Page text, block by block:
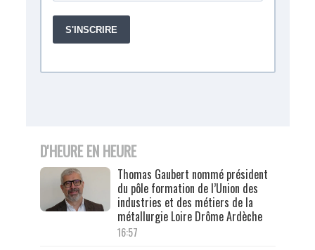
D'HEURE EN HEURE
Thomas Gaubert nommé président
du pôle formation de l’Union des
industries et des métiers de la
métallurgie Loire Drôme Ardèche
16:57